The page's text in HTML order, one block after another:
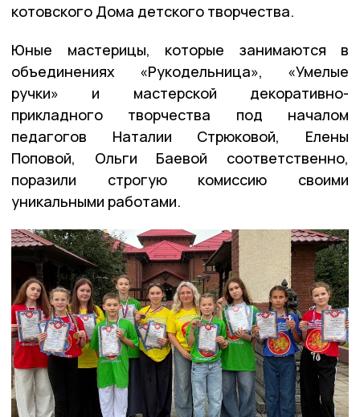
котовского Дома детского творчества.
Юные мастерицы, которые занимаются в
объединениях «Рукодельница», «Умелые
ручки» и мастерской декоративно-
прикладного творчества под началом
педагогов Наталии Стрюковой, Елены
Поповой, Ольги Баевой соответственно,
поразили строгую комиссию своими
уникальными работами.